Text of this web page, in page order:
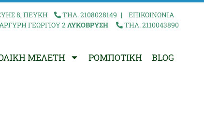
8, ΠΕΥΚΗ ΤΗΛ. 2108028149 |
ΕΠΙΚΟΙΝΩΝΙΑ
ΓΕΩΡΓΙΟΥ 2 ΛΥΚΟΒΡΥΣΗ ΤΗΛ. 2110043890
ΜΕΛΕΤΗ ΡΟΜΠΟΤΙΚΗ BLOG